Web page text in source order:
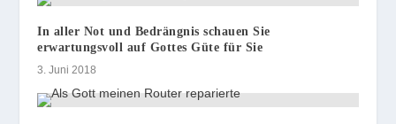
In aller Not und Bedrängnis schauen Sie
erwartungsvoll auf Gottes Güte für Sie
3. Juni 2018